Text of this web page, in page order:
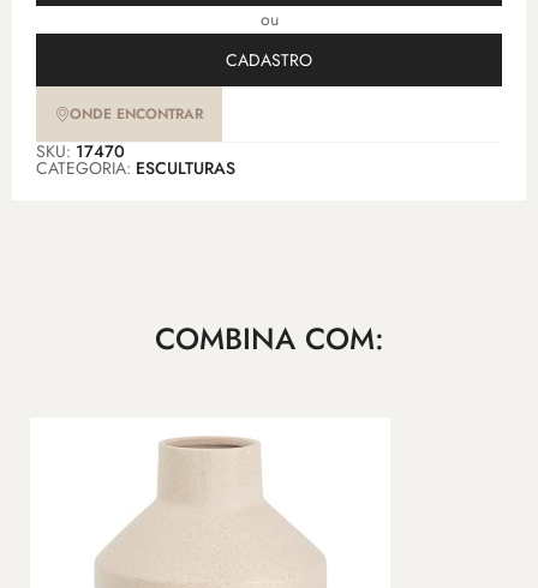
ou
CADASTRO
ONDE ENCONTRAR
SKU: 17470
CATEGORIA: ESCULTURAS
COMBINA COM: